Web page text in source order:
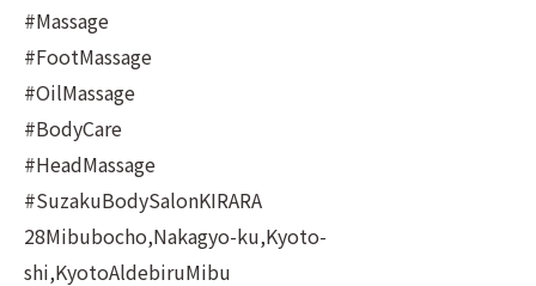
#Massage
#FootMassage
#OilMassage
#BodyCare
#HeadMassage
#SuzakuBodySalonKIRARA
28Mibubocho,Nakagyo-ku,Kyoto-
shi,KyotoAldebiruMibu